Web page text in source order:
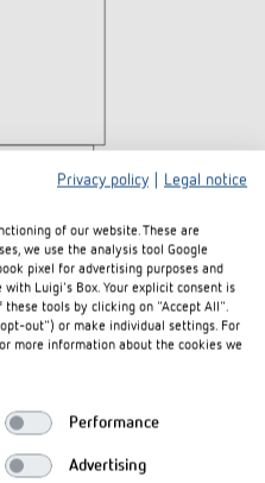
SUL-189-s_1890801 (22,5 kB)
SUL 189 s_1890801 (2,4 kB)
Privacy policy
Legal notice
of our website. These are
we use the analysis tool Google
pixel for advertising purposes and
Luigi's Box. Your explicit consent is
tools by clicking on "Accept All".
out") or make individual settings. For
more information about the cookies we
Performance
Advertising